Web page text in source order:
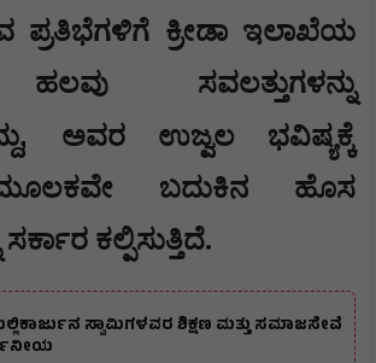
ಪ್ರತಿಭೆಗಳಿಗೆ ಕ್ರೀಡಾ ಇಲಾಖೆಯ
ಸವಲತ್ತುಗಳನ್ನು
, ಅವರ ಉಜ್ವಲ ಭವಿಷ್ಯಕ್ಕೆ
ಬದುಕಿನ ಹೊಸ
ಕಲ್ಪಿಸುತ್ತಿದೆ.
ಸ್ವಾಮಿಗಳವರ ಶಿಕ್ಷಣ ಮತ್ತು ಸಮಾಜಸೇವೆ